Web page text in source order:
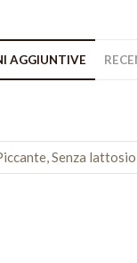
AGGIUNTIVE
Senza lattosio